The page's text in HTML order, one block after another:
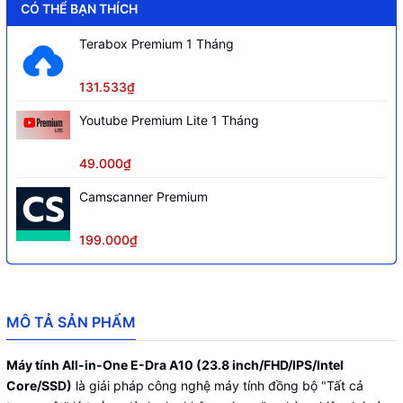
phòng hằng ngày.
Bo mạch chủ
RAM/SSD/HDD Không bao gồm
Kích thước màn hình
Độ phân giải Full HD (1920x1080)
Tấm nền
Màu sắc
Loa Có (2 loa)
Cổng I/O
USB 3.0 x 2, USB 2.0 x 3, Type-C x 1,
Audio x 2, HDMI x 1, DC x 1
CÓ THỂ BẠN THÍCH
Terabox Premium 1 Tháng
131.533₫
Youtube Premium Lite 1 Tháng
49.000₫
Camscanner Premium
199.000₫
MÔ TẢ SẢN PHẨM
Máy tính All-in-One E-Dra A10 (23.8 inch/FHD/IPS/Intel
Core/SSD) là giải pháp công nghệ máy tính đồng bộ "Tất cả